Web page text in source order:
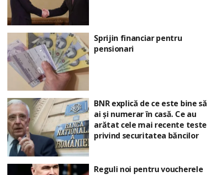
Sprijin financiar pentru
pensionari
BNR explică de ce este bine să
ai și numerar în casă. Ce au
arătat cele mai recente teste
privind securitatea băncilor
Reguli noi pentru voucherele